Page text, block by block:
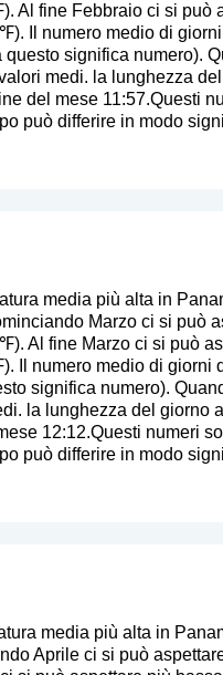
Al fine Febbraio ci si può
Il numero medio di
significa numero).
medi. la lunghezza
del mese 11:57.Questi
può differire in modo
media più alta in
Marzo ci si può
Al fine Marzo ci si può
Il numero medio di giorni
significa numero).
la lunghezza del giorno
12:12.Questi numeri
può differire in modo
media più alta in
Aprile ci si può